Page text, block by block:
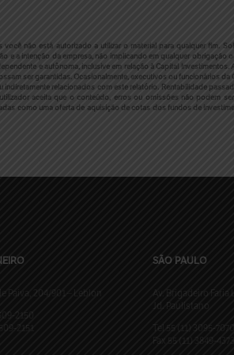
não está autorizado a utilizar o material para qualquer fim.
e a intenção da empresa, não implicando em qualquer obrigação
e autônoma, inclusive em relação à Capital Investimentos.
ser garantidas. Ocasionalmente, executivos ou funcionários da
relacionados com este relatório. Rentabilidade
aceita que o conteúdo, erros ou omissões não podem
como uma oferta de aquisição de cotas dos fundos de
Paiva, 204/901 – Leblon
2150
2151
SÃO PAULO
Av. Brigadeiro Faria
Jd. Paulistano
Tel 55 (11) 3095-7070
Fax 55 (11) 3849-4373